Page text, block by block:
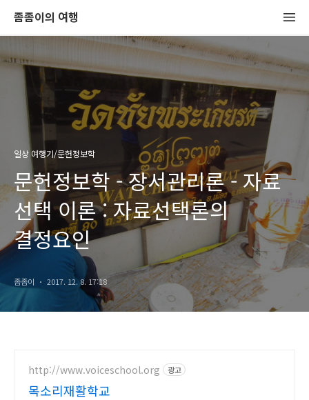
좀좀이의 여행
일상 여행기/문헌정보학
문헌정보학 - 장서관리론 - 자료
선택 이론 : 자료선택론의
결정요인
좀좀이 2017. 12. 8. 17:18
http://www.voiceschool.org 광고
목소리재활학교